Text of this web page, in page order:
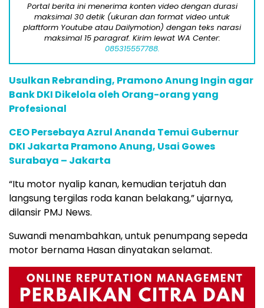
Portal berita ini menerima konten video dengan durasi
maksimal 30 detik (ukuran dan format video untuk
plaftform Youtube atau Dailymotion) dengan teks narasi
maksimal 15 paragraf. Kirim lewat WA Center:
085315557788.
Usulkan Rebranding, Pramono Anung Ingin agar
Bank DKI Dikelola oleh Orang-orang yang
Profesional
CEO Persebaya Azrul Ananda Temui Gubernur
DKI Jakarta Pramono Anung, Usai Gowes
Surabaya – Jakarta
“Itu motor nyalip kanan, kemudian terjatuh dan
langsung tergilas roda kanan belakang,” ujarnya,
dilansir PMJ News.
Suwandi menambahkan, untuk penumpang sepeda
motor bernama Hasan dinyatakan selamat.